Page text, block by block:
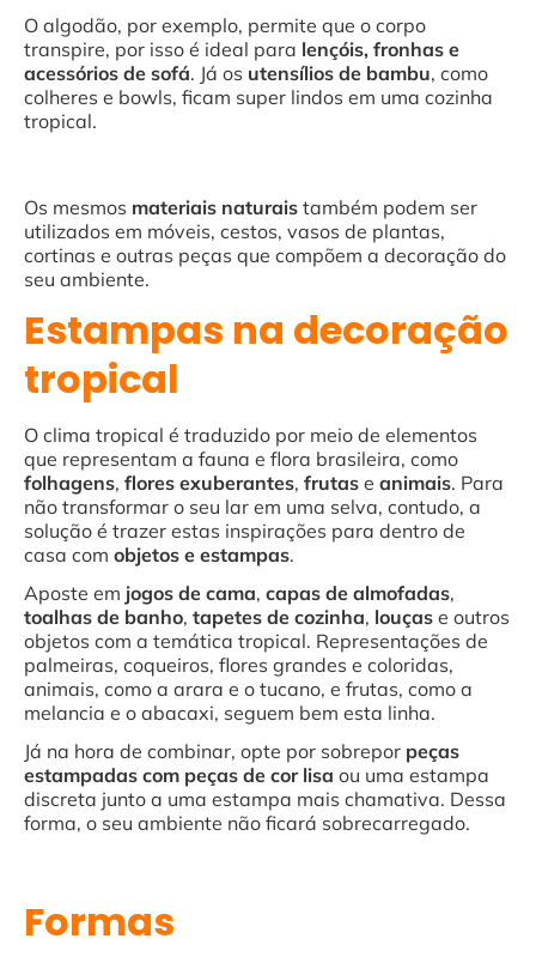
O algodão, por exemplo, permite que o corpo
transpire, por isso é ideal para lençóis, fronhas e
acessórios de sofá. Já os utensílios de bambu, como
colheres e bowls, ficam super lindos em uma cozinha
tropical.
Os mesmos materiais naturais também podem ser
utilizados em móveis, cestos, vasos de plantas,
cortinas e outras peças que compõem a decoração do
seu ambiente.
Estampas na decoração
tropical
O clima tropical é traduzido por meio de elementos
que representam a fauna e flora brasileira, como
folhagens, flores exuberantes, frutas e animais. Para
não transformar o seu lar em uma selva, contudo, a
solução é trazer estas inspirações para dentro de
casa com objetos e estampas.
Aposte em jogos de cama, capas de almofadas,
toalhas de banho, tapetes de cozinha, louças e outros
objetos com a temática tropical. Representações de
palmeiras, coqueiros, flores grandes e coloridas,
animais, como a arara e o tucano, e frutas, como a
melancia e o abacaxi, seguem bem esta linha.
Já na hora de combinar, opte por sobrepor peças
estampadas com peças de cor lisa ou uma estampa
discreta junto a uma estampa mais chamativa. Dessa
forma, o seu ambiente não ficará sobrecarregado.
Formas